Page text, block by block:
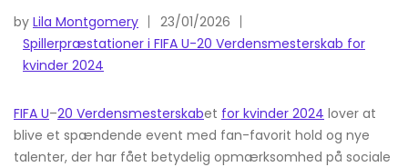
by Lila Montgomery
23/01/2026
Spillerpræstationer i FIFA U-20 Verdensmesterskab for
kvinder 2024
FIFA U–20 Verdensmesterskabet for kvinder 2024 lover at
blive et spændende event med fan-favorit hold og nye
talenter, der har fået betydelig opmærksomhed på sociale